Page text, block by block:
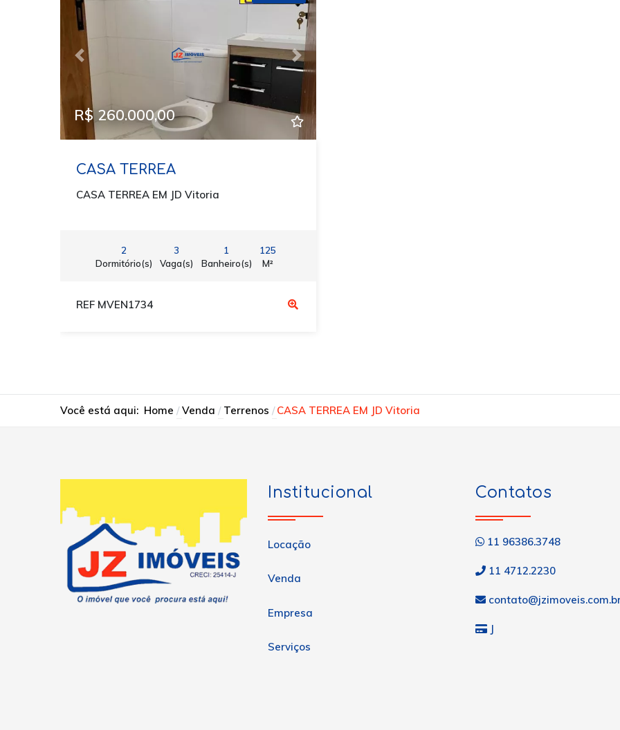
Previous Next
R$ 260.000,00
CASA TERREA
CASA TERREA EM JD Vitoria
2
Dormitório(s)
3
Vaga(s)
1
Banheiro(s)
125
M²
REF MVEN1734
Você está aqui: Home Venda Terrenos CASA TERREA EM JD Vitoria
Institucional
Locação
Venda
Empresa
Serviços
Contatos
11 96386.3748
11 4712.2230
J